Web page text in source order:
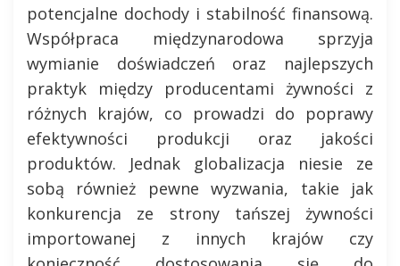
potencjalne dochody i stabilność finansową.
Współpraca międzynarodowa sprzyja
wymianie doświadczeń oraz najlepszych
praktyk między producentami żywności z
różnych krajów, co prowadzi do poprawy
efektywności produkcji oraz jakości
produktów. Jednak globalizacja niesie ze
sobą również pewne wyzwania, takie jak
konkurencja ze strony tańszej żywności
importowanej z innych krajów czy